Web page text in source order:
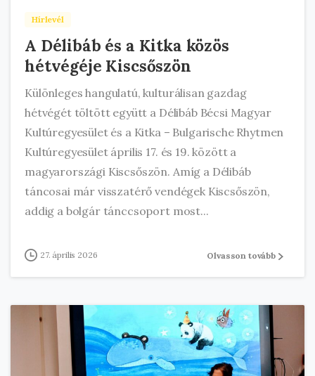
Hírlevél
A Délibáb és a Kitka közös
hétvégéje Kiscsőszön
Különleges hangulatú, kulturálisan gazdag
hétvégét töltött együtt a Délibáb Bécsi Magyar
Kultúregyesület és a Kitka – Bulgarische Rhytmen
Kultúregyesület április 17. és 19. között a
magyarországi Kiscsőszön. Amíg a Délibáb
táncosai már visszatérő vendégek Kiscsőszön,
addig a bolgár tánccsoport most...
27. április 2026 Olvasson tovább